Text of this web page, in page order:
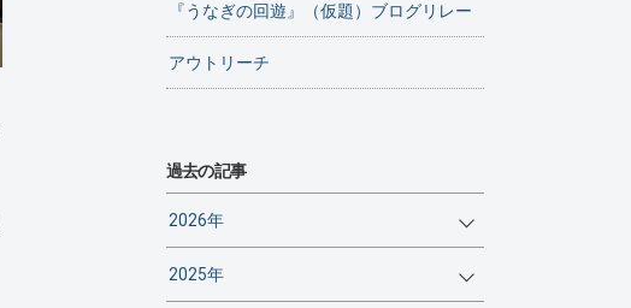
『うなぎの回遊』（仮題）ブログリレー
アウトリーチ
過去の記事
2026年
2025年